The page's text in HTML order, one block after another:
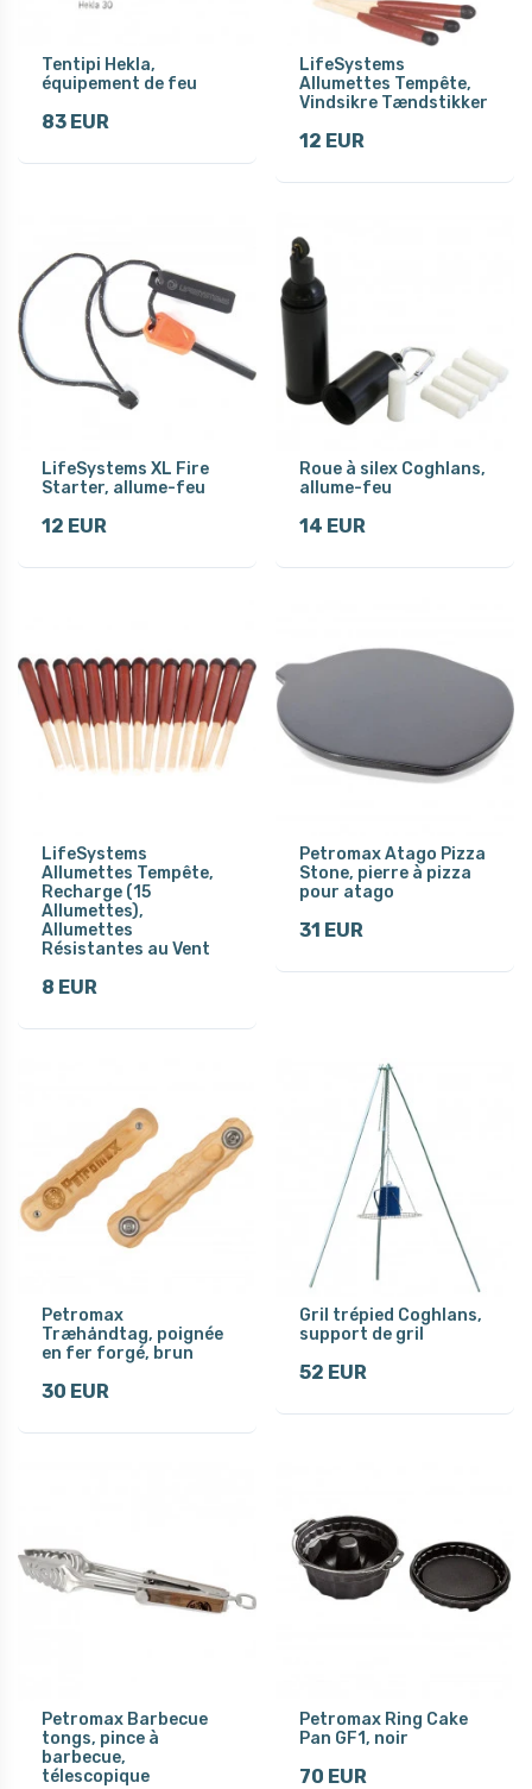
Tentipi Hekla,
équipement de feu
83 EUR
LifeSystems
Allumettes Tempête,
Vindsikre Tændstikker
12 EUR
LifeSystems XL Fire
Starter, allume-feu
12 EUR
Roue à silex Coghlans,
allume-feu
14 EUR
LifeSystems
Allumettes Tempête,
Recharge (15
Allumettes),
Allumettes
Résistantes au Vent
8 EUR
Petromax Atago Pizza
Stone, pierre à pizza
pour atago
31 EUR
Petromax
Træhåndtag, poignée
en fer forgé, brun
30 EUR
Gril trépied Coghlans,
support de gril
52 EUR
Petromax Barbecue
tongs, pince à
barbecue,
télescopique
Petromax Ring Cake
Pan GF1, noir
70 EUR